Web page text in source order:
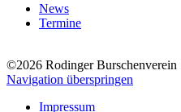
News
Termine
©2026 Rodinger Burschenverein
Navigation überspringen
Impressum